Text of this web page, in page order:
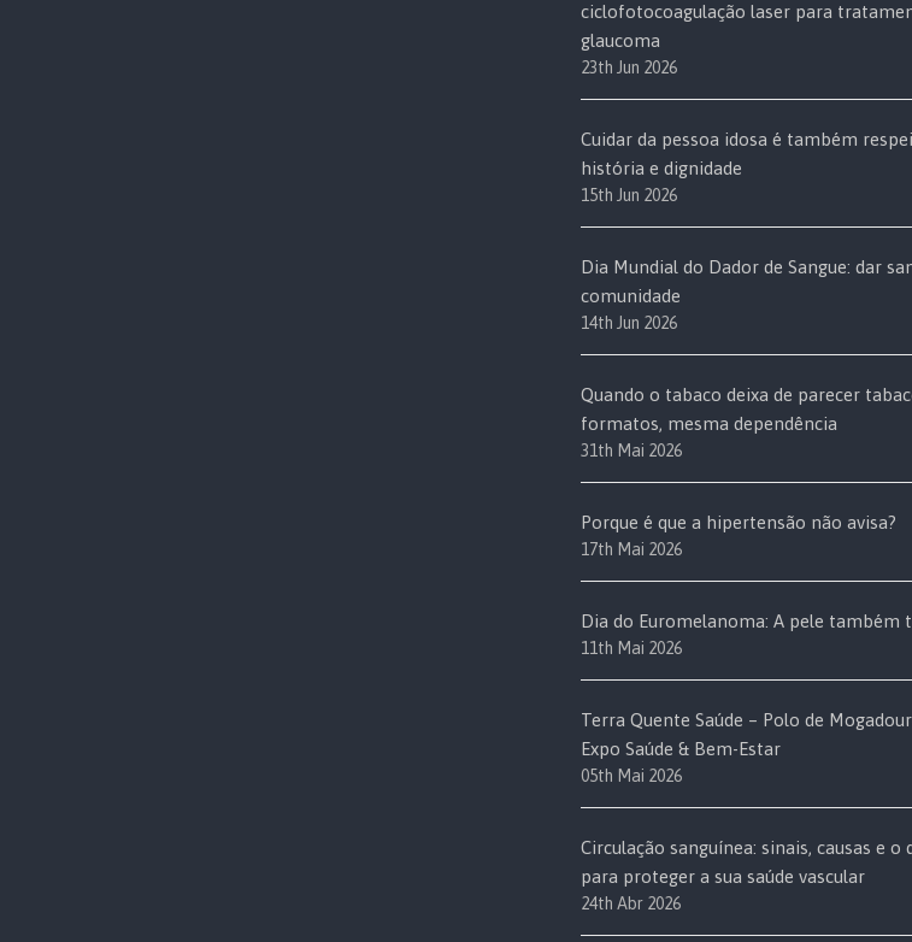
ciclofotocoagulação laser para
glaucoma
23th Jun 2026
Cuidar da pessoa idosa é também
história e dignidade
15th Jun 2026
Dia Mundial do Dador de Sangue: dar
comunidade
14th Jun 2026
Quando o tabaco deixa de parecer
formatos, mesma dependência
31th Mai 2026
Porque é que a hipertensão não avisa?
17th Mai 2026
Dia do Euromelanoma: A pele também
11th Mai 2026
Terra Quente Saúde – Polo de
Expo Saúde & Bem-Estar
05th Mai 2026
Circulação sanguínea: sinais, causas e o
para proteger a sua saúde vascular
24th Abr 2026